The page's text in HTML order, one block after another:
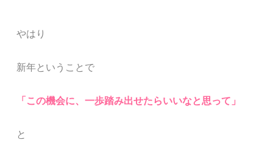
やはり
新年ということで
「この機会に、一歩踏み出せたらいいなと思って」
と